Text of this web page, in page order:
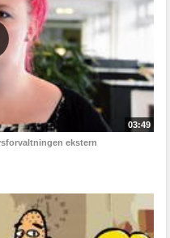
03:49
ekstern